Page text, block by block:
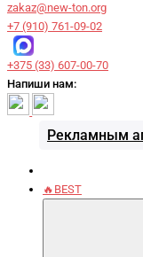
zakaz@new-ton.org
+7 (910) 761-09-02
+375 (33) 607-00-70
Напиши нам:
Рекламным
🔥BEST